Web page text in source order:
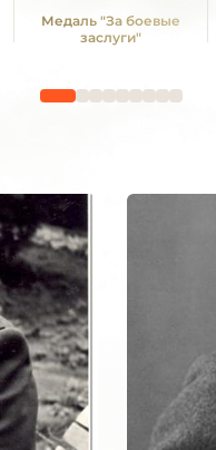
Медаль "За боевые
заслуги"